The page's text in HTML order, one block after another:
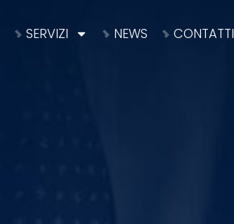
SERVIZI NEWS CONTATTI